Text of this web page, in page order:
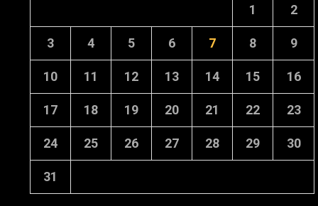
1 2
3 4 5 6 7 8 9
10 11 12 13 14 15 16
17 18 19 20 21 22 23
24 25 26 27 28 29 30
31